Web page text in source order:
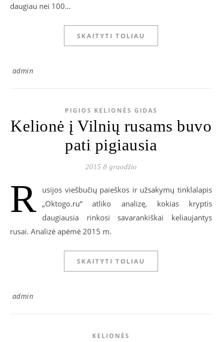
daugiau nei 100…
SKAITYTI TOLIAU
admin
PIGIOS KELIONĖS GIDAS
Kelionė į Vilnių rusams buvo
pati pigiausia
2015 8 gruodžio
R
usijos viešbučių paieškos ir užsakymų tinklalapis
„Oktogo.ru“ atliko analizę, kokias kryptis
daugiausia rinkosi savarankiškai keliaujantys
rusai. Analizė apėmė 2015 m.
SKAITYTI TOLIAU
admin
KELIONĖS